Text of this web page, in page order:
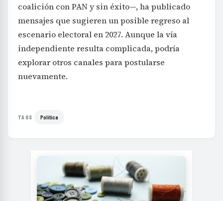
coalición con PAN y sin éxito—, ha publicado
mensajes que sugieren un posible regreso al
escenario electoral en 2027. Aunque la vía
independiente resulta complicada, podría
explorar otros canales para postularse
nuevamente.
TAGS Política